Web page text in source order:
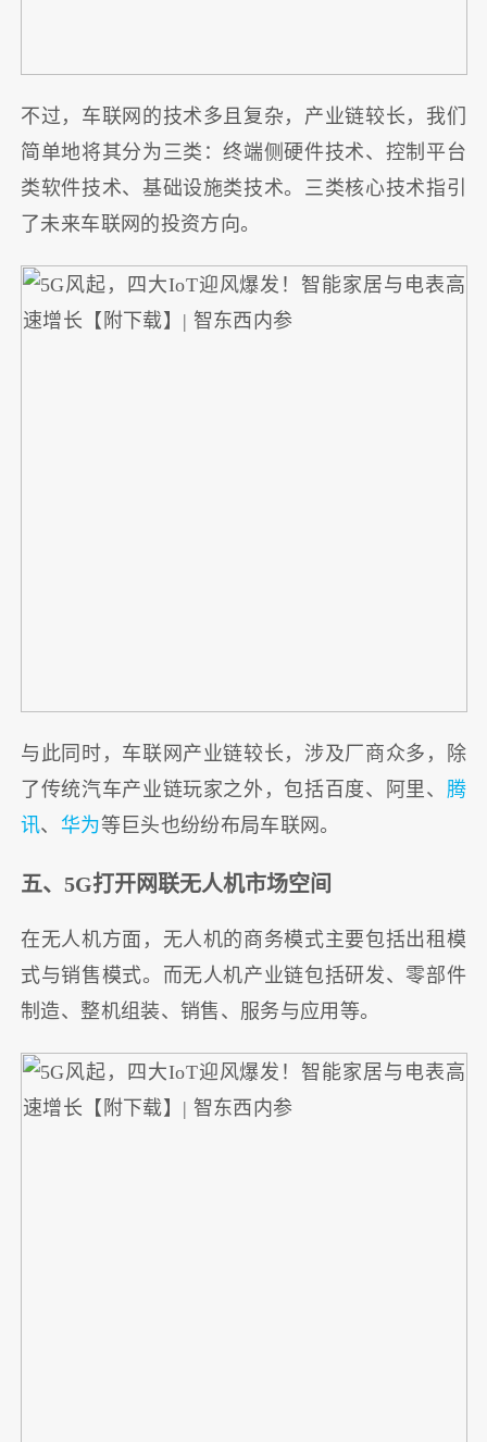
不过，车联网的技术多且复杂，产业链较长，我们
简单地将其分为三类：终端侧硬件技术、控制平台
类软件技术、基础设施类技术。三类核心技术指引
了未来车联网的投资方向。
与此同时，车联网产业链较长，涉及厂商众多，除
了传统汽车产业链玩家之外，包括百度、阿里、 腾
讯、 华为等巨头也纷纷布局车联网。
五、5G打开网联无人机市场空间
在无人机方面，无人机的商务模式主要包括出租模
式与销售模式。而无人机产业链包括研发、零部件
制造、整机组装、销售、服务与应用等。